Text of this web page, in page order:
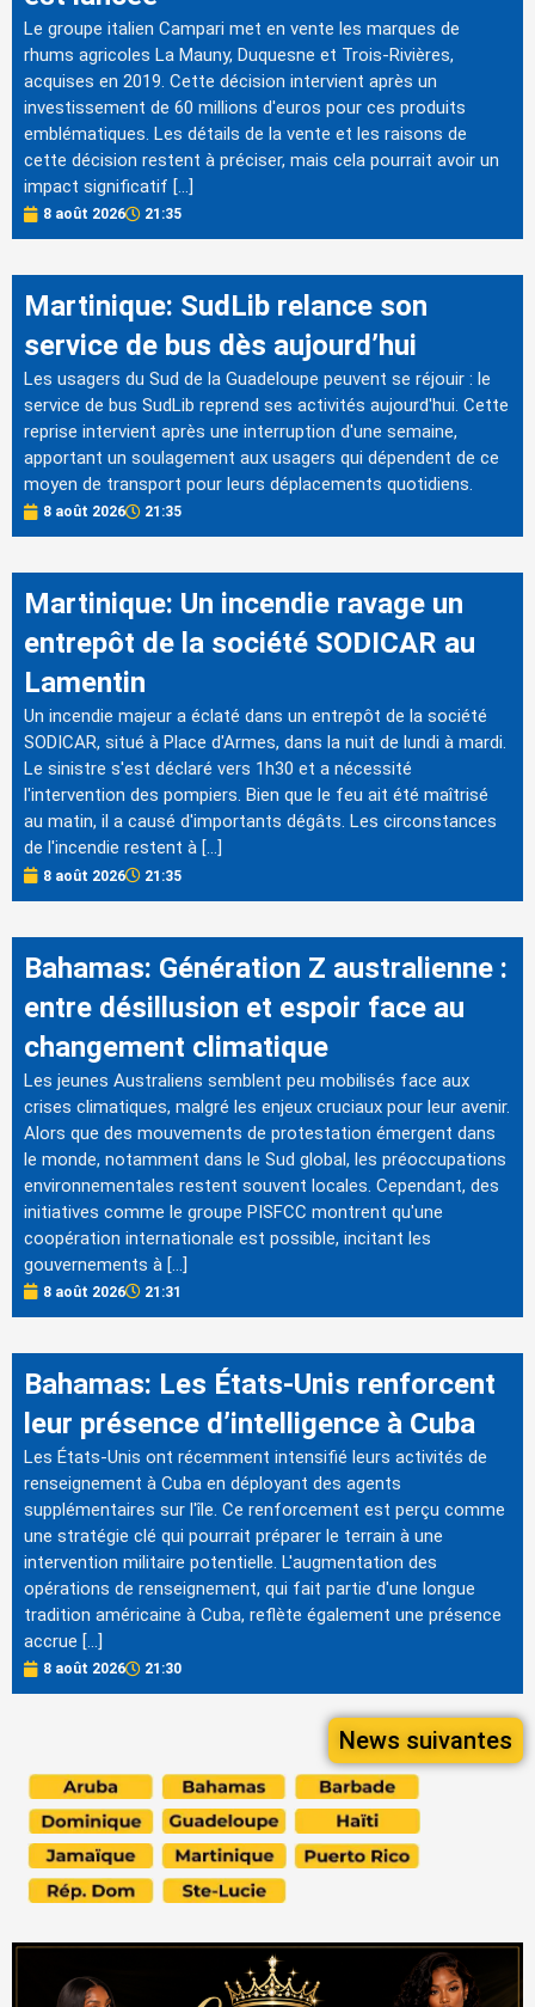
Le groupe italien Campari met en vente les marques de
rhums agricoles La Mauny, Duquesne et Trois-Rivières,
acquises en 2019. Cette décision intervient après un
investissement de 60 millions d'euros pour ces produits
emblématiques. Les détails de la vente et les raisons de
cette décision restent à préciser, mais cela pourrait avoir un
impact significatif […]
8 août 2026 21:35
Martinique: SudLib relance son
service de bus dès aujourd’hui
Les usagers du Sud de la Guadeloupe peuvent se réjouir : le
service de bus SudLib reprend ses activités aujourd'hui. Cette
reprise intervient après une interruption d'une semaine,
apportant un soulagement aux usagers qui dépendent de ce
moyen de transport pour leurs déplacements quotidiens.
8 août 2026 21:35
Martinique: Un incendie ravage un
entrepôt de la société SODICAR au
Lamentin
Un incendie majeur a éclaté dans un entrepôt de la société
SODICAR, situé à Place d'Armes, dans la nuit de lundi à mardi.
Le sinistre s'est déclaré vers 1h30 et a nécessité
l'intervention des pompiers. Bien que le feu ait été maîtrisé
au matin, il a causé d'importants dégâts. Les circonstances
de l'incendie restent à […]
8 août 2026 21:35
Bahamas: Génération Z australienne :
entre désillusion et espoir face au
changement climatique
Les jeunes Australiens semblent peu mobilisés face aux
crises climatiques, malgré les enjeux cruciaux pour leur avenir.
Alors que des mouvements de protestation émergent dans
le monde, notamment dans le Sud global, les préoccupations
environnementales restent souvent locales. Cependant, des
initiatives comme le groupe PISFCC montrent qu'une
coopération internationale est possible, incitant les
gouvernements à […]
8 août 2026 21:31
Bahamas: Les États-Unis renforcent
leur présence d’intelligence à Cuba
Les États-Unis ont récemment intensifié leurs activités de
renseignement à Cuba en déployant des agents
supplémentaires sur l'île. Ce renforcement est perçu comme
une stratégie clé qui pourrait préparer le terrain à une
intervention militaire potentielle. L'augmentation des
opérations de renseignement, qui fait partie d'une longue
tradition américaine à Cuba, reflète également une présence
accrue […]
8 août 2026 21:30
News suivantes